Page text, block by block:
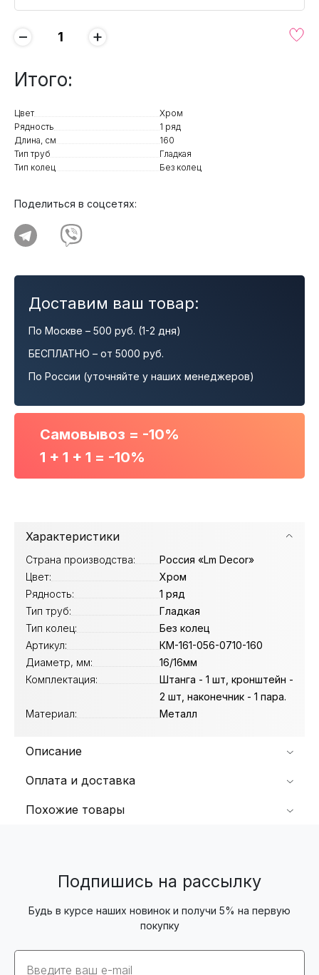
− +
Итого:
Цвет
Хром
Рядность
1 ряд
Длина, см
160
Тип труб
Гладкая
Тип колец
Без колец
Поделиться в соцсетях:
Доставим ваш товар:
По Москве – 500 руб. (1-2 дня)
БЕСПЛАТНО – от 5000 руб.
По России (уточняйте у наших менеджеров)
Самовывоз = -10%
1 + 1 + 1 = -10%
Характеристики
Страна производства:
Россия «Lm Decor»
Цвет:
Хром
Рядность:
1 ряд
Тип труб:
Гладкая
Тип колец:
Без колец
Артикул:
КМ-161-056-0710-160
Диаметр, мм:
16/16мм
Комплектация:
Штанга - 1 шт, кронштейн -
2 шт, наконечник - 1 пара.
Материал:
Металл
Описание
Оплата и доставка
Похожие товары
Подпишись на рассылку
Будь в курсе наших новинок и получи 5% на первую
покупку
Email